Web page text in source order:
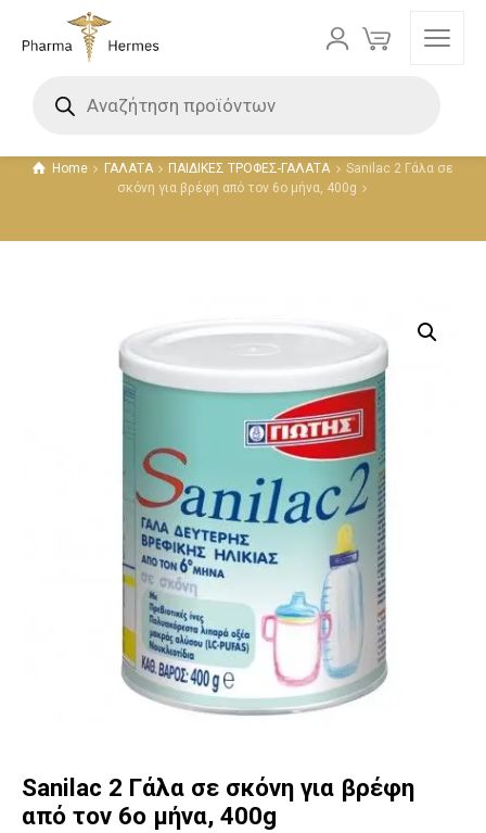
Home ΓΑΛΑΤΑ ΠΑΙΔΙΚΕΣ ΤΡΟΦΕΣ-ΓΑΛΑΤΑ
Sanilac 2 Γάλα σε
σκόνη για βρέφη από τον 6ο μήνα, 400g
Sanilac 2 Γάλα σε σκόνη για βρέφη
από τον 6ο μήνα, 400g